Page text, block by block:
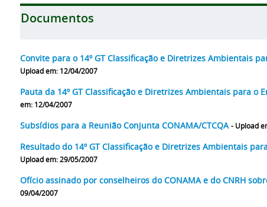
Documentos
Convite para o 14º GT Classificação e Diretrizes Ambientais
Upload em: 12/04/2007
Pauta da 14º GT Classificação e Diretrizes Ambientais para o
em: 12/04/2007
Subsídios para a Reunião Conjunta CONAMA/CTCQA - Upload
Resultado do 14º GT Classificação e Diretrizes Ambientais
Upload em: 29/05/2007
Ofício assinado por conselheiros do CONAMA e do CNRH
09/04/2007